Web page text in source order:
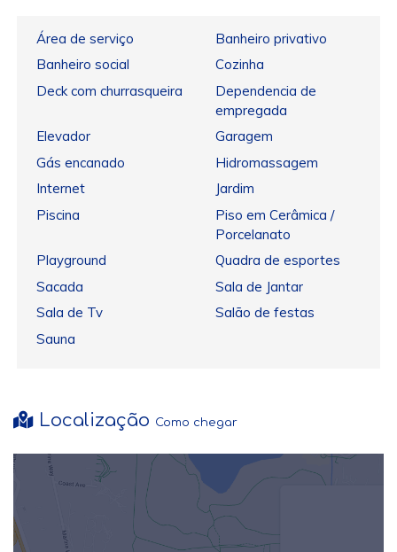
Área de serviço
Banheiro privativo
Banheiro social
Cozinha
Deck com churrasqueira
Dependencia de
empregada
Elevador
Garagem
Gás encanado
Hidromassagem
Internet
Jardim
Piscina
Piso em Cerâmica /
Porcelanato
Playground
Quadra de esportes
Sacada
Sala de Jantar
Sala de Tv
Salão de festas
Sauna
Localização Como chegar